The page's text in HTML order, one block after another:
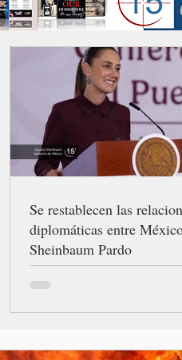
Se restablecen las
diplomáticas entre
Sheinbaum Pardo